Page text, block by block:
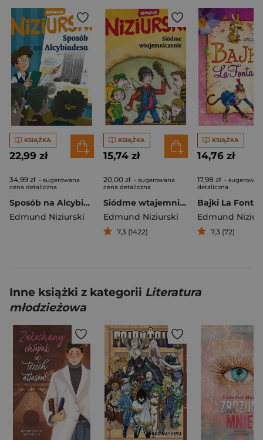
KSIĄŻKA
22,99 zł
34,99 zł - sugerowana
cena detaliczna
Sposób na Alcybiadesa
Edmund Niziurski
KSIĄŻKA
15,74 zł
20,00 zł - sugerowana
cena detaliczna
Siódme wtajemniczenie
Edmund Niziurski
7,3 (1422)
KSIĄŻKA
14,76 zł
17,98 zł -
detaliczna
Bajki La
Edmund
7,3 (72)
Inne książki z kategorii Literatura
młodzieżowa